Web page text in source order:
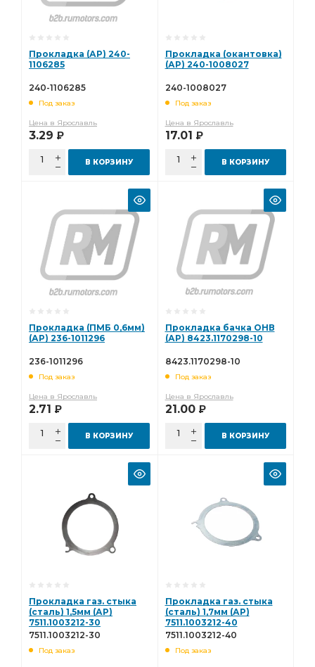
Прокладка (АР) 240-
1106285
240-1106285
Под заказ
Цена в Ярославль
3.29 Р
В КОРЗИНУ
Прокладка (окантовка)
(АР) 240-1008027
240-1008027
Под заказ
Цена в Ярославль
17.01 Р
В КОРЗИНУ
Прокладка (ПМБ 0,6мм)
(АР) 236-1011296
236-1011296
Под заказ
Цена в Ярославль
2.71 Р
В КОРЗИНУ
Прокладка бачка ОНВ
(АР) 8423.1170298-10
8423.1170298-10
Под заказ
Цена в Ярославль
21.00 Р
В КОРЗИНУ
Прокладка газ. стыка
(сталь) 1,5мм (АР)
7511.1003212-30
7511.1003212-30
Под заказ
Прокладка газ. стыка
(сталь) 1,7мм (АР)
7511.1003212-40
7511.1003212-40
Под заказ